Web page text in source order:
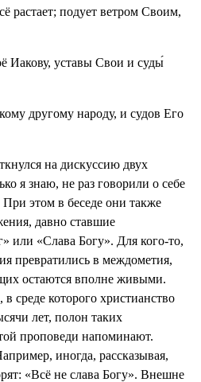
растает; подует ветром Своим,
Иакову, уставы Свои и суды́
другому народу, и судов Его
на дискуссию двух
я знаю, не раз говорили о себе
этом в беседе они также
давно ставшие
или «Слава Богу». Для кого-то,
превратились в междометия,
остаются вполне живыми.
среде которого христианство
лет, полон таких
проповеди напоминают.
иногда, рассказывая,
«Всё не слава Богу». Внешне